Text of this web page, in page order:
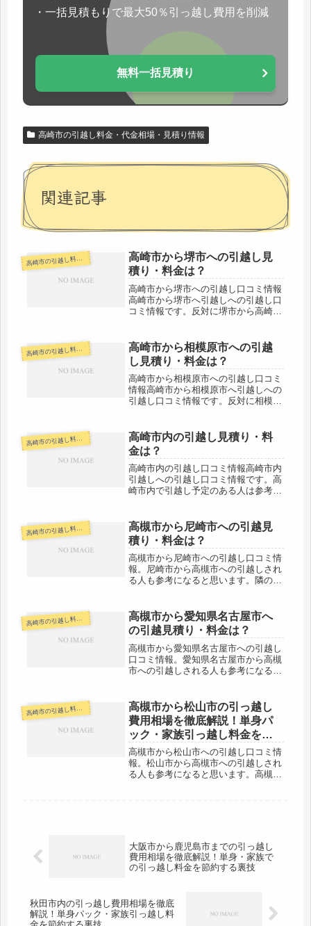
・一括見積もりで最大50％引っ越し費用を削減
無料一括見積り
高崎市の引越し料金・代金相場・見積り情報
関連記事
高崎市の引越し料金・代金相場・見積り情報
高崎市から堺市への引越し見
積り・料金は？
高崎市から堺市への引越し口コミ情報
高崎市から堺市へ引越しへの引越し口
コミ情報です。反対に堺市から高崎市
480kmとかなりの長距離になります。
片道で6時間は最低でもかかる距離で
す...
高崎市の引越し料金・代金相場・見積り情報
高崎市から相模原市への引越
し見積り・料金は？
高崎市から相模原市への引越し口コミ
情報高崎市から相模原市へ引越しへの
引越し口コミ情報です。反対に相模原
約100kmとやや距離がありますね。片
道で約１時間30分程度かかるエリ...
高崎市の引越し料金・代金相場・見積り情報
高崎市内の引越し見積り・料
金は？
高崎市内の引越し口コミ情報高崎市内
引越しへの引越し口コミ情報です。高
崎市内で引越し予定のある人は参考に
でしょう。なるべく多くの引越し会社
に見積もってもらう方が、安くなりや
す...
高崎市の引越し料金・代金相場・見積り情報
高槻市から尼崎市への引越見
積り・料金は？
高槻市から尼崎市への引越し口コミ情
報。尼崎市から高槻市への引越しされ
る人も参考になると思います。隣の県
なども多いですが、3月4月は超繁忙期
になります。ですので油断せずに早...
高崎市の引越し料金・代金相場・見積り情報
高槻市から愛知県名古屋市へ
の引越見積り・料金は？
高槻市から愛知県名古屋市への引越し
口コミ情報。愛知県名古屋市から高槻
市への引越しされる人も参考になると
と引越し会社によっては当日中に引越
しもできるかもしれません。引越し
代...
高崎市の引越し料金・代金相場・見積り情報
高槻市から松山市の引っ越し
費用相場を徹底解説！単身パ
ック・家族引っ越し料金を節
約する裏技
高槻市から松山市への引越し口コミ情
報。松山市から高槻市への引越しされ
る人も参考になると思います。高槻市
大阪市から鹿児島市までの引っ越し
費用相場を徹底解説！単身・家族で
の引っ越し料金を節約する裏技
秋田市内の引っ越し費用相場を徹底
解説！単身パック・家族引っ越し料